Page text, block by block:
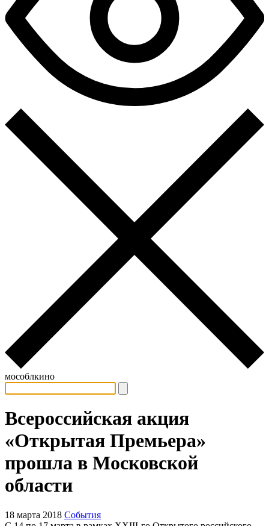
мособлкино
Всероссийская акция
«Открытая Премьера»
прошла в Московской
области
18 марта 2018 События